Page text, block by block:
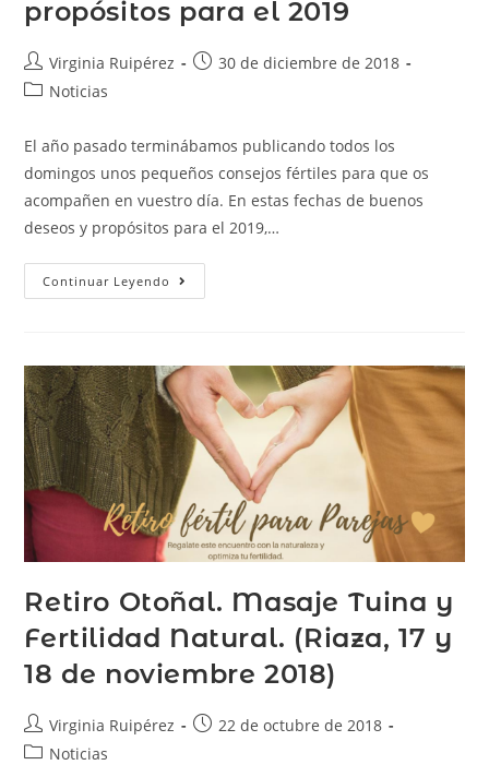
propósitos para el 2019
Virginia Ruipérez
30 de diciembre de 2018
Noticias
El año pasado terminábamos publicando todos los
domingos unos pequeños consejos fértiles para que os
acompañen en vuestro día. En estas fechas de buenos
deseos y propósitos para el 2019,…
Continuar Leyendo
Retiro Otoñal. Masaje Tuina y
Fertilidad Natural. (Riaza, 17 y
18 de noviembre 2018)
Virginia Ruipérez
22 de octubre de 2018
Noticias